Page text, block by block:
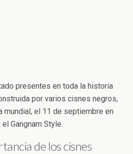
presentes en toda la historia
por varios cisnes negros,
mundial, el 11 de septiembre en
Gangnam Style.
de los cisnes